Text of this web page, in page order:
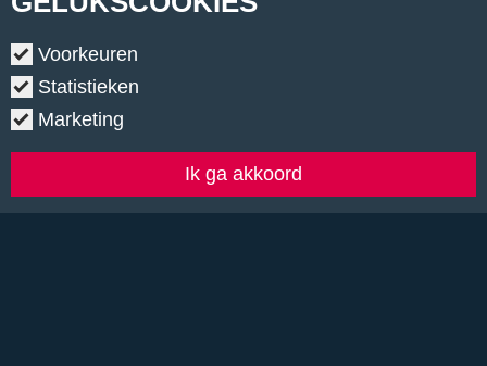
Voorkeuren
Statistieken
Marketing
Ik ga akkoord
bestand per e-mail.